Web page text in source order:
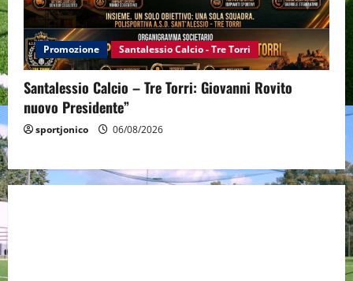
Promozione Santalessio Calcio - Tre Torri
Santalessio Calcio – Tre Torri: Giovanni Rovito
nuovo Presidente”
sportjonico 06/08/2026